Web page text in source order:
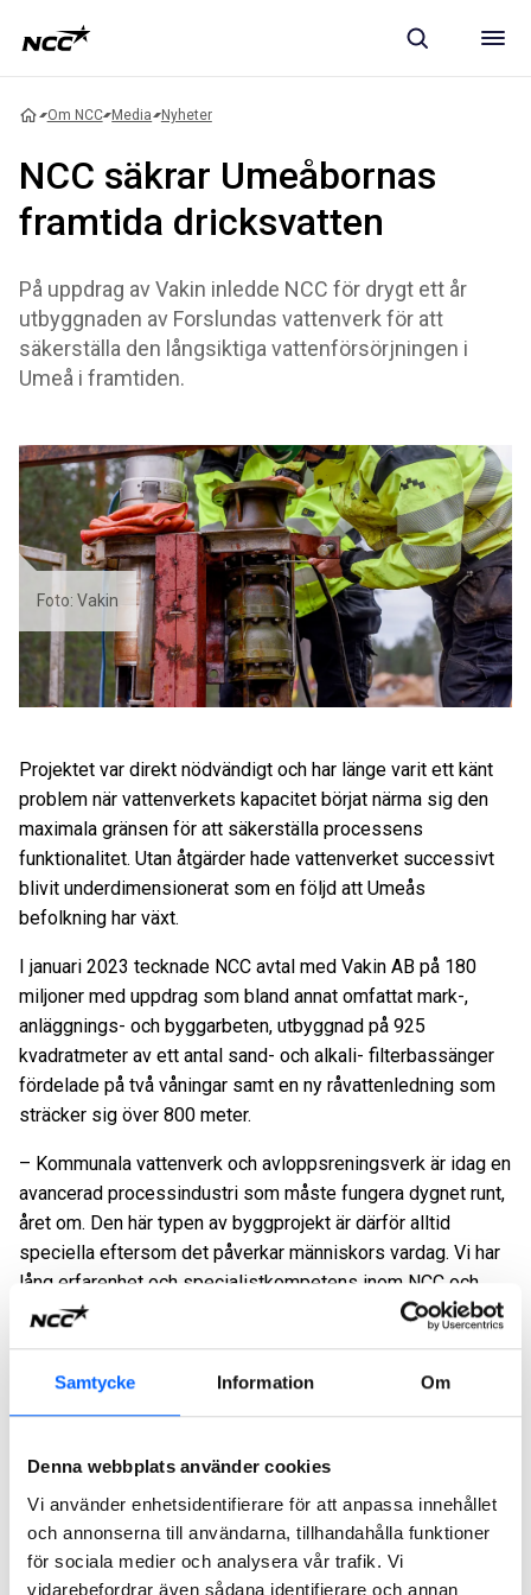
Samtycke Information Om
Denna webbplats använder cookies
Vi använder enhetsidentifierare för att anpassa innehållet
och annonserna till användarna, tillhandahålla funktioner
för sociala medier och analysera vår trafik. Vi
vidarebefordrar även sådana identifierare och annan
Om NCC Media Nyheter
NCC säkrar Umeåbornas
framtida dricksvatten
På uppdrag av Vakin inledde NCC för drygt ett år
utbyggnaden av Forslundas vattenverk för att
säkerställa den långsiktiga vattenförsörjningen i
Umeå i framtiden.
Foto: Vakin
Projektet var direkt nödvändigt och har länge varit ett känt
problem när vattenverkets kapacitet börjat närma sig den
maximala gränsen för att säkerställa processens
funktionalitet. Utan åtgärder hade vattenverket successivt
blivit underdimensionerat som en följd att Umeås
befolkning har växt.
I januari 2023 tecknade NCC avtal med Vakin AB på 180
miljoner med uppdrag som bland annat omfattat mark-,
anläggnings- och byggarbeten, utbyggnad på 925
kvadratmeter av ett antal sand- och alkali- filterbassänger
fördelade på två våningar samt en ny råvattenledning som
sträcker sig över 800 meter.
– Kommunala vattenverk och avloppsreningsverk är idag en
avancerad processindustri som måste fungera dygnet runt,
året om. Den här typen av byggprojekt är därför alltid
speciella eftersom det påverkar människors vardag. Vi har
lång erfarenhet och specialistkompetens inom NCC och
därför känns det extra bra att vi fått Vakins förtroende att
Persson, produktionschef, NCC Infrastructure vattenkraft.
Forslundas vattenverk har försett Umeåborna medfräscht
från Vindelälvsåsen runt området Piparböle och Kullavägen
har en historia så långt tillbaka som 1912–1913 då en av
Umeås första vattenledningar grävdes fram för hand genom
grusåsen från Piparbölesjön. Dessförinnan, fram till cirka